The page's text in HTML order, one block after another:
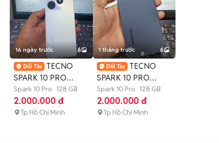
16 ngày trước 6
TECNO
SPARK 10 PRO
8GB.128GB PIN
5000 HELIO G88
Spark 10 Pro 128 GB
2.000.000 đ
Tp Hồ Chí Minh
1 tháng trước 6
TECNO
SPARK 10 PRO
8GB.128GB PIN
5000 ZIN FULL CN
Spark 10 Pro 128 GB
2.000.000 đ
Tp Hồ Chí Minh